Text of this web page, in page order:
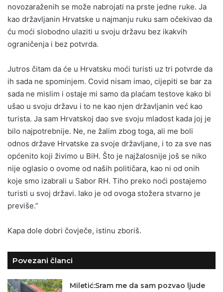
novozaraženih se može nabrojati na prste jedne ruke. Ja
kao državljanin Hrvatske u najmanju ruku sam očekivao da
ću moći slobodno ulaziti u svoju državu bez ikakvih
ograničenja i bez potvrda.
Jutros čitam da će u Hrvatsku moći turisti uz tri potvrde da
ih sada ne spominjem. Covid nisam imao, cijepiti se bar za
sada ne mislim i ostaje mi samo da plaćam testove kako bi
ušao u svoju državu i to ne kao njen državljanin već kao
turista. Ja sam Hrvatskoj dao sve svoju mladost kada joj je
bilo najpotrebnije. Ne, ne žalim zbog toga, ali me boli
odnos države Hrvatske za svoje državljane, i to za sve nas
općenito koji živimo u BiH. Što je najžalosnije još se niko
nije oglasio o ovome od naših političara, kao ni od onih
koje smo izabrali u Sabor RH. Tiho preko noći postajemo
turisti u svoj državi. Iako je od ovoga stožera stvarno je
previše.”
Kapa dole dobri čovječe, istinu zboriš.
Povezani članci
Miletić:Sram me da sam pozvao ljude